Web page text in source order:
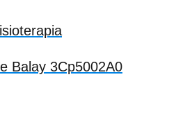
Balay 3Cp5002A0